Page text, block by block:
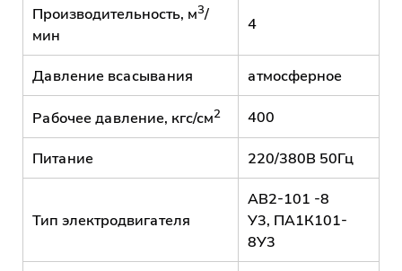
Производительность, м3/
мин
4
Давление всасывания атмосферное
Рабочее давление, кгс/см2 400
Питание 220/380В 50Гц
Тип электродвигателя
АВ2-101 -8
У3, ПА1К101-
8У3